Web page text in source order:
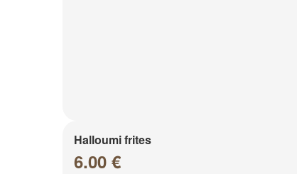
Halloumi frites
6.00 €